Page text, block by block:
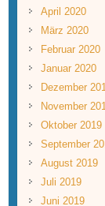
April 2020
März 2020
Februar 2020
Januar 2020
Dezember
November
Oktober 2019
September
August 2019
Juli 2019
Juni 2019